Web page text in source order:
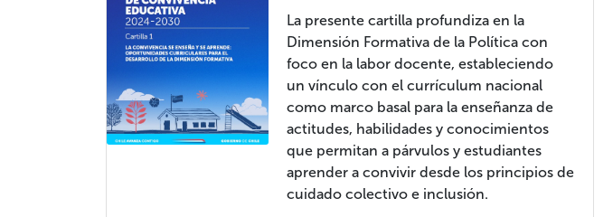
La presente cartilla profundiza en la
Dimensión Formativa de la Política con
foco en la labor docente, estableciendo
un vínculo con el currículum nacional
como marco basal para la enseñanza de
actitudes, habilidades y conocimientos
que permitan a párvulos y estudiantes
aprender a convivir desde los principios de
cuidado colectivo e inclusión.